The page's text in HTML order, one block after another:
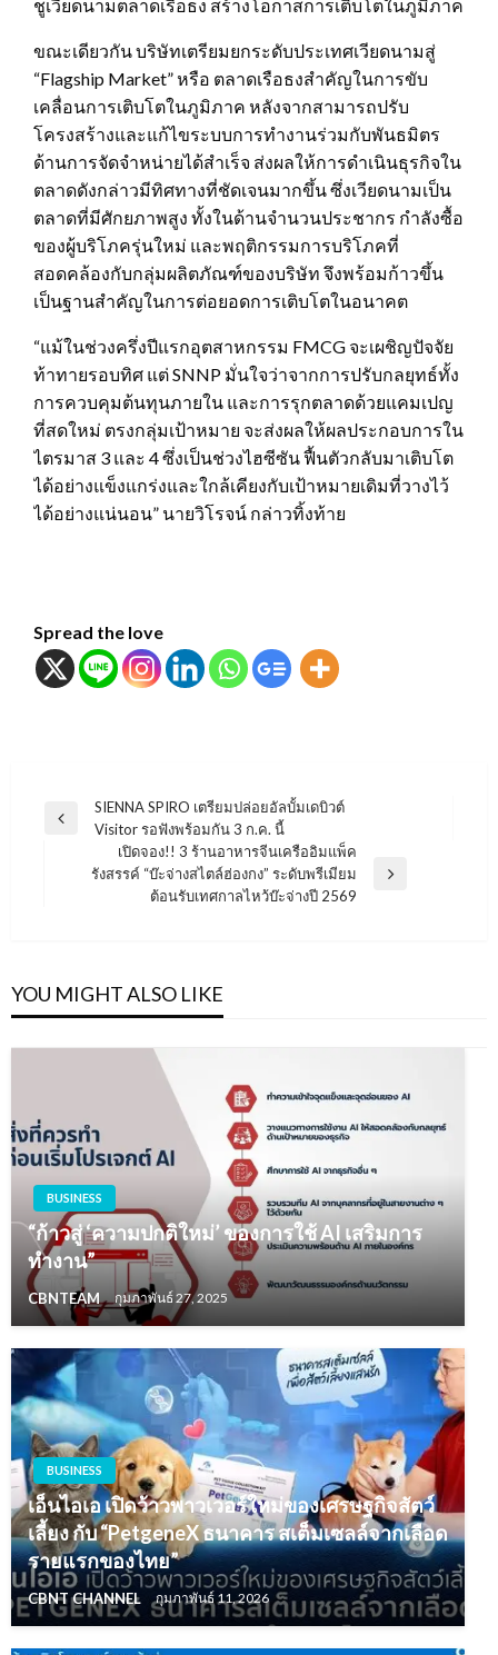
ชูเวียดนามตลาดเรือธง สร้างโอกาสการเติบโตในภูมิภาค
ขณะเดียวกัน บริษัทเตรียมยกระดับประเทศเวียดนามสู่
“Flagship Market” หรือ ตลาดเรือธงสำคัญในการขับ
เคลื่อนการเติบโตในภูมิภาค หลังจากสามารถปรับ
โครงสร้างและแก้ไขระบบการทำงานร่วมกับพันธมิตร
ด้านการจัดจำหน่ายได้สำเร็จ ส่งผลให้การดำเนินธุรกิจใน
ตลาดดังกล่าวมีทิศทางที่ชัดเจนมากขึ้น ซึ่งเวียดนามเป็น
ตลาดที่มีศักยภาพสูง ทั้งในด้านจำนวนประชากร กำลังซื้อ
ของผู้บริโภครุ่นใหม่ และพฤติกรรมการบริโภคที่
สอดคล้องกับกลุ่มผลิตภัณฑ์ของบริษัท จึงพร้อมก้าวขึ้น
เป็นฐานสำคัญในการต่อยอดการเติบโตในอนาคต
“แม้ในช่วงครึ่งปีแรกอุตสาหกรรม FMCG จะเผชิญปัจจัย
ท้าทายรอบทิศ แต่ SNNP มั่นใจว่าจากการปรับกลยุทธ์ทั้ง
การควบคุมต้นทุนภายใน และการรุกตลาดด้วยแคมเปญ
ที่สดใหม่ ตรงกลุ่มเป้าหมาย จะส่งผลให้ผลประกอบการใน
ไตรมาส 3 และ 4 ซึ่งเป็นช่วงไฮซีซัน ฟื้นตัวกลับมาเติบโต
ได้อย่างแข็งแกร่งและใกล้เคียงกับเป้าหมายเดิมที่วางไว้
ได้อย่างแน่นอน” นายวิโรจน์ กล่าวทิ้งท้าย
Spread the love
แนะแนว
Previous
SIENNA SPIRO เตรียมปล่อยอัลบั้มเดบิวต์
Visitor รอฟังพร้อมกัน 3 ก.ค. นี้
Next
เปิดจอง!! 3 ร้านอาหารจีนเครืออิมแพ็ค
รังสรรค์ “บ๊ะจ่างสไตล์ฮ่องกง” ระดับพรีเมียม
ต้อนรับเทศกาลไหว้บ๊ะจ่างปี 2569
YOU MIGHT ALSO LIKE
BUSINESS
“ก้าวสู่ ‘ความปกติใหม่’ ของการใช้ AI เสริมการ
ทำงาน”
CBNTEAM กุมภาพันธ์ 27, 2025
BUSINESS
เอ็นไอเอ เปิดว้าวพาวเวอร์ใหม่ของเศรษฐกิจสัตว์
เลี้ยง กับ “PetgeneX ธนาคาร สเต็มเซลล์จากเลือด
รายแรกของไทย”
CBNT CHANNEL กุมภาพันธ์ 11, 2026